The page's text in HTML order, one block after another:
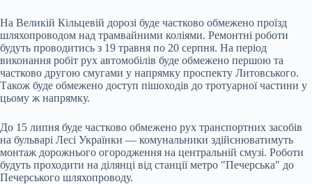
На Великій Кільцевій дорозі буде частково обмежено проїзд
шляхопроводом над трамвайними коліями. Ремонтні роботи
будуть проводитись з 19 травня по 20 серпня. На період
виконання робіт рух автомобілів буде обмежено першою та
частково другою смугами у напрямку проспекту Литовського.
Також буде обмежено доступ пішоходів до тротуарної частини у
цьому ж напрямку.
До 15 липня буде частково обмежено рух транспортних засобів
на бульварі Лесі Українки — комунальники здійснюватимуть
монтаж дорожнього огородження на центральній смузі. Роботи
будуть проходити на ділянці від станції метро "Печерська" до
Печерського шляхопроводу.